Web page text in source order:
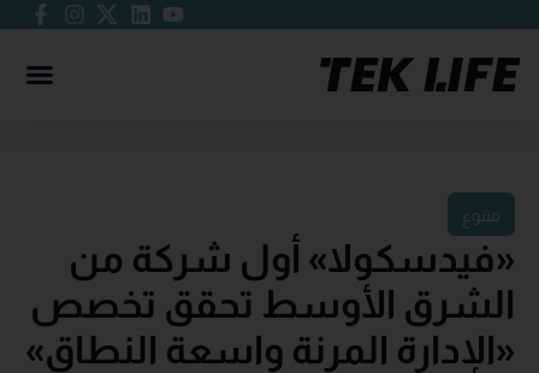
متنوع
«فيدسكولا» أول شركة من
الشرق الأوسط تحقق تخصص
«الإدارة المرنة واسعة النطاق»